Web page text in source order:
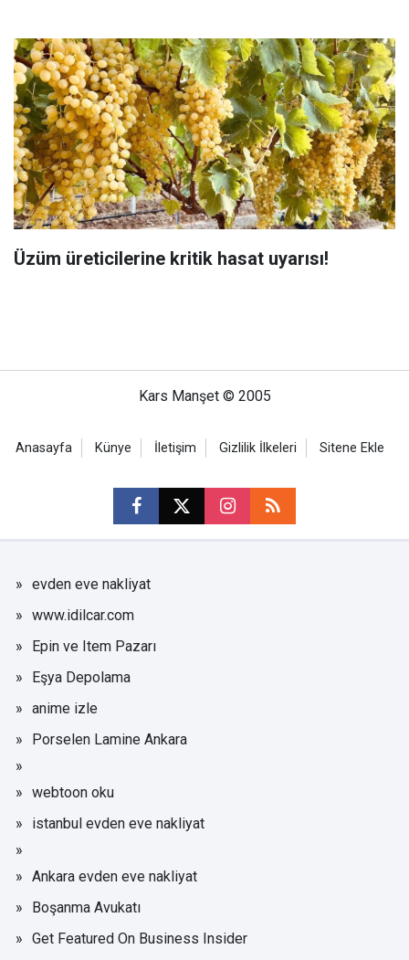
Üzüm üreticilerine kritik hasat uyarısı!
Kars Manşet © 2005
Anasayfa Künye İletişim Gizlilik İlkeleri Sitene Ekle
evden eve nakliyat
www.idilcar.com
Epin ve Item Pazarı
Eşya Depolama
anime izle
Porselen Lamine Ankara
webtoon oku
istanbul evden eve nakliyat
Ankara evden eve nakliyat
Boşanma Avukatı
Get Featured On Business Insider